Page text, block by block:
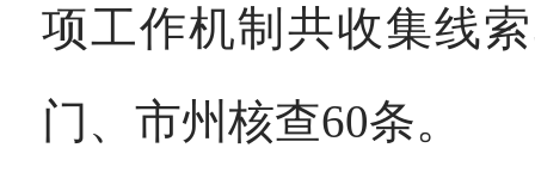
项工作机制共收集线
门、市州核查60条。